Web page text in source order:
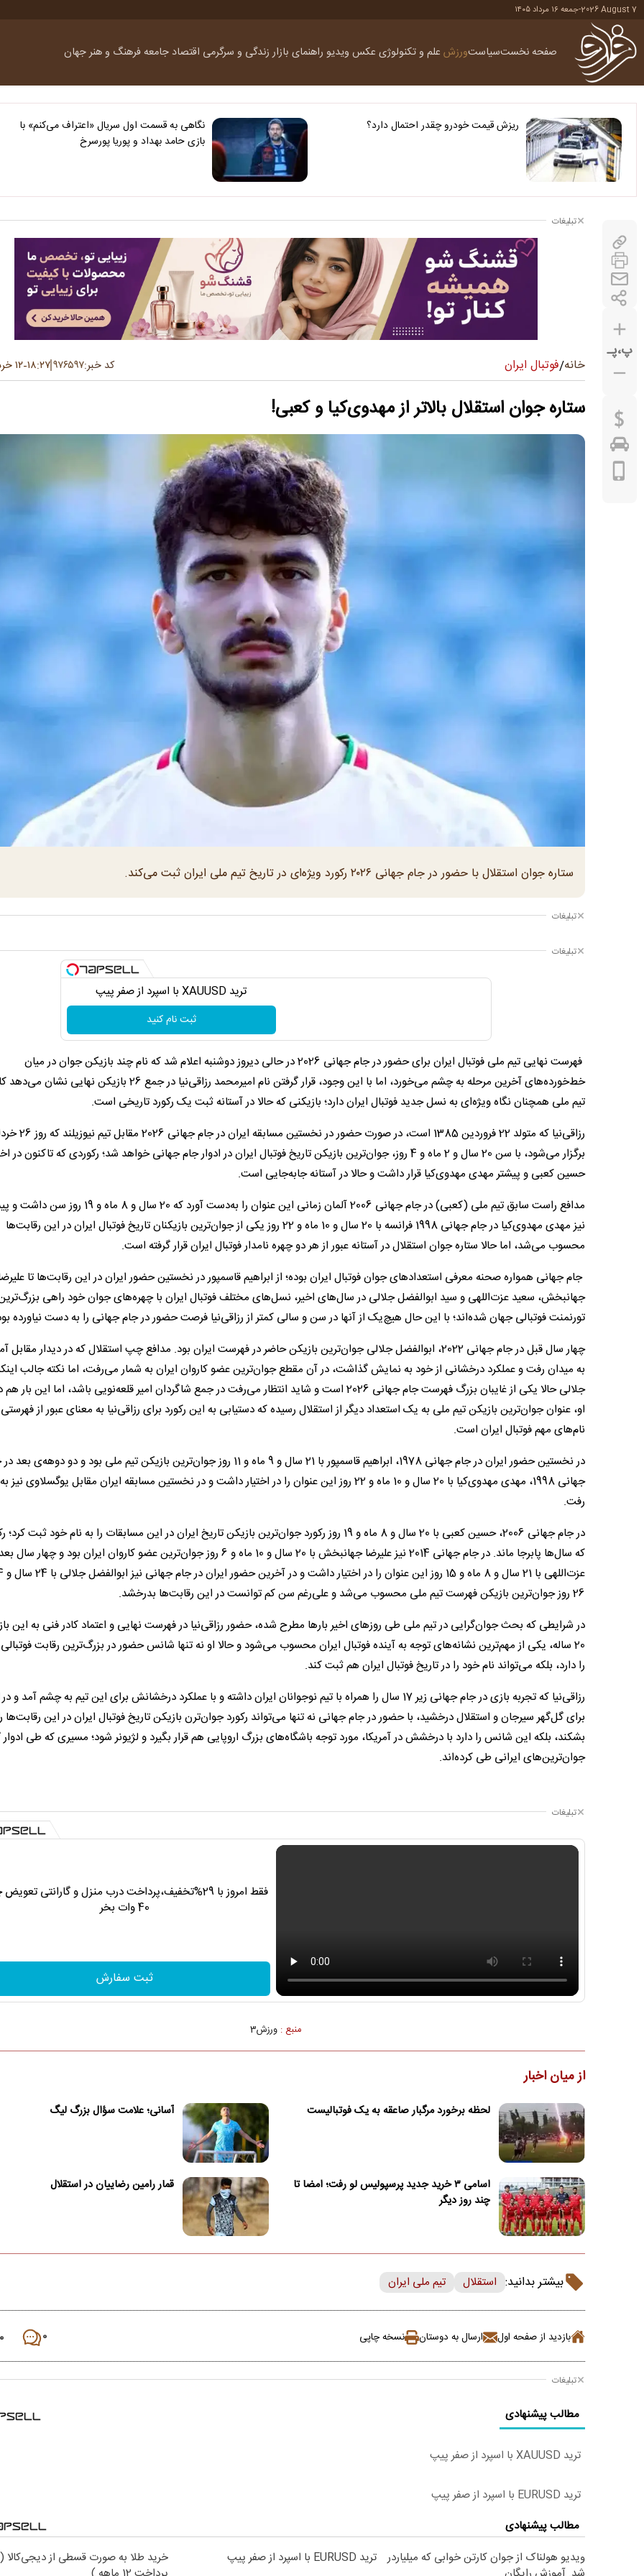
2026 August 7
-جمعه ۱۶ مرداد ۱۴۰۵
صفحه نخستسیاستورزش علم و تکنولوژی عکس ویدیو راهنمای بازارزندگی و سرگرمی اقتصاد جامعهفرهنگ و هنرجهان
ریزش قیمت خودرو چقدر احتمال دارد؟
نگاهی به قسمت اول سریال «اعتراف می‌کنم» با
بازی حامد بهداد و پوریا پورسرخ
پ،پـ
تبلیغات
خانه/فوتبال ایران کد خبر:۹۷۶۵۹۷۱۸:۲۷-۱۲ خرداد ۱۴۰۵
ستاره جوان استقلال بالاتر از مهدوی‌کیا و کعبی!
ستاره جوان استقلال با حضور در جام جهانی ۲۰۲۶ رکورد ویژه‌ای در تاریخ تیم ملی ایران ثبت می‌کند.
تبلیغات
تبلیغات
ترید XAUUSD با اسپرد از صفر پیپ
ثبت نام کنید
​ فهرست نهایی تیم ملی فوتبال ایران برای حضور در جام جهانی 2026 در حالی دیروز دوشنبه اعلام شد که نام چند بازیکن جوان در میان
خط‌خورده‌های آخرین مرحله به چشم می‌خورد، اما با این وجود، قرار گرفتن نام امیرمحمد رزاقی‌نیا در جمع 26
تیم ملی همچنان نگاه ویژه‌ای به نسل جدید فوتبال ایران دارد؛ بازیکنی که حالا در آستانه ثبت یک رکورد تاریخی است.
رزاقی‌نیا که متولد 22 فروردین 1385 است، در صورت
برگزار می‌شود، با سن 20 سال و 2 ماه و 4 روز، جوان‌ترین بازیکن تاریخ فوتبال ایران در ادوار جام جهانی خواهد شد؛ رکوردی که تاکنون در
حسین کعبی و پیشتر مهدی مهدوی‌کیا قرار داشت و حالا در آستانه جابه‌جایی است.
مدافع راست سابق تیم ملی (کعبی) در جام جهانی 2006 آلمان زمانی این عنوان را به‌دست آورد که
نیز مهدی مهدوی‌کیا در جام جهانی 1998 فرانسه با 20 سال و 10 ماه و 22 روز یکی از جوان‌ترین بازیکنان تاریخ فوتبال ایران در این رقابت‌ها
محسوب می‌شد، اما حالا ستاره جوان استقلال در آستانه عبور از هر دو چهره نامدار فوتبال ایران قرار گرفته است.
جام جهانی همواره صحنه معرفی استعدادهای جوان فوتبال ایران بوده؛ از ابراهیم قاسمپور در نخستین حضور ایران در این رقابت‌ها تا
جهانبخش، سعید عزت‌اللهی و سید ابوالفضل جلالی در سال‌های اخیر، نسل‌های مختلف فوتبال ایران با چهره‌های جوان خود راهی
تورنمنت فوتبالی جهان شده‌اند؛ با این حال هیچ‌یک از آنها در سن و سالی کمتر از رزاقی‌نیا فرصت حضور در جام جهانی را به دست نیاورده
چهار سال قبل در جام جهانی 2022، ابوالفضل جلالی جوان‌ترین بازیکن حاضر در فهرست ایران بود. مدافع چپ استقلال که در دیدار مقابل
به میدان رفت و عملکرد درخشانی از خود به نمایش گذاشت، در آن مقطع جوان‌ترین عضو کاروان ایران به شمار می‌رفت، اما نکته جالب
جلالی حالا یکی از غایبان بزرگ فهرست جام جهانی 2026 است و شاید انتظار می‌رفت در جمع شاگردان امیر قلعه‌نویی باشد، اما این
او، عنوان جوان‌ترین بازیکن تیم ملی به یک استعداد دیگر از استقلال رسیده که دستیابی به این رکورد برای رزاقی‌نیا به معنای عبور از فهرستی
نام‌های مهم فوتبال ایران است.
در نخستین حضور ایران در جام جهانی 1978، ابراهیم قاسمپور با 21 سال و 9 ماه و 11 روز جوان‌ترین بازیکن تیم ملی بود و دو دوهه‌ی
جهانی 1998، مهدی مهدوی‌کیا با 20 سال و 10 ماه و 22 روز این عنوان را در اختیار داشت و در نخستین مسابقه ایران مقابل یوگسلاوی
رفت.
در جام جهانی 2006، حسین کعبی با 20 سال و 8 ماه و 19 روز رکورد جوان‌ترین بازیکن تاریخ ایران در این مسابقات را به نام خود ثبت
که سال‌ها پابرجا ماند. در جام جهانی 2014 نیز علیرضا جهانبخش با 20 سال و 10 ماه و 6 روز جوان‌ترین عضو کاروان ایران بود و
26 روز جوان‌ترین بازیکن فهرست تیم ملی محسوب می‌شد و علی‌رغم سن کم توانست در این رقابت‌ها بدرخشد.
در شرایطی که بحث جوان‌گرایی در تیم ملی طی روزهای اخیر بارها مطرح شده، حضور رزاقی‌نیا در فهرست نهایی و اعتماد کادر فنی به این
20 ساله، یکی از مهم‌ترین نشانه‌های توجه به آینده فوتبال ایران محسوب می‌شود و حالا او نه تنها شانس حضور در بزرگ‌ترین رقابت
را دارد، بلکه می‌تواند نام خود را در تاریخ فوتبال ایران هم ثبت کند.
رزاقی‌نیا که تجربه بازی در جام جهانی زیر 17 سال را همراه با تیم نوجوانان ایران داشته و با عملکرد درخشانش برای این تیم به چشم آمد و
برای گل‌گهر سیرجان و استقلال درخشید، با حضور در جام جهانی نه تنها می‌تواند رکورد جوان‌ترن بازیکن تاریخ فوتبال ایران در این رقابت‌ها
بشکند، بلکه این شانس را دارد با درخشش در آمریکا، مورد توجه باشگاه‌های بزرگ اروپایی هم قرار بگیرد و لژیونر شود؛ مسیری که طی
جوان‌ترین‌های ایرانی طی کرده‌اند.
تبلیغات
فقط امروز با 29%تخفیف،پرداخت درب منزل و گارانتی
40 وات بخر
ثبت سفارش
منبع : ورزش3
از میان اخبار
لحظه برخورد مرگبار صاعقه به یک فوتبالیست آسانی؛ علامت سؤال بزرگ لیگ
اسامی ۳ خرید جدید پرسپولیس لو رفت؛ امضا تا
چند روز دیگر
قمار رامین رضاییان در استقلال
بیشتر بدانید: استقلال تیم ملی ایران
بازدید از صفحه اول ارسال به دوستان نسخه چاپی ۰ ۰
تبلیغات
مطالب پیشنهادی
ترید XAUUSD با اسپرد از صفر پیپ
ترید EURUSD با اسپرد از صفر پیپ
مطالب پیشنهادی
ویدیو هولناک از جوان کارتن خوابی که میلیاردر ترید EURUSD با اسپرد از صفر پیپ
خرید طلا به صورت قسطی از دیجی‌کالا (